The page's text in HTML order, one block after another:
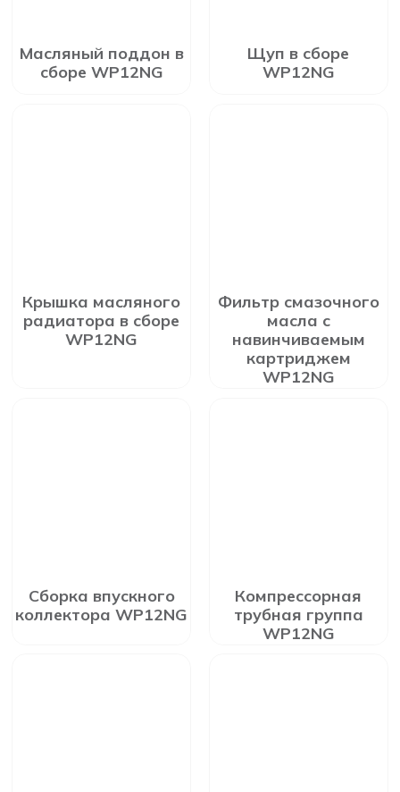
Масляный поддон в
сборе WP12NG
Щуп в сборе
WP12NG
Крышка масляного
радиатора в сборе
WP12NG
Фильтр смазочного
масла с
навинчиваемым
картриджем
WP12NG
Сборка впускного
коллектора WP12NG
Компрессорная
трубная группа
WP12NG